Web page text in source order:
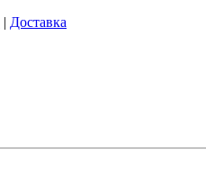
| Доставка